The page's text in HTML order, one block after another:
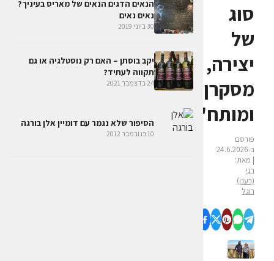
סוג
של
יצירה,
מסקרן
ומותח"
פורסם
ב-24.6.2026
| מאת:
רני
(רענן)
רוגל
הנאים הדגים הנאים של מאריס בעיניך?
נאים נאים
30 ביוני 2019
יקב בוסתן – האם רק נוסטלגיה או גם
תקווה לעתיד?
24 בדצמבר 2021
הסיפור שלא נגמר עם דומיין אלן בורגה
10 בנובמבר 2012